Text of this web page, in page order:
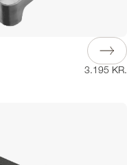
3.195 KR.